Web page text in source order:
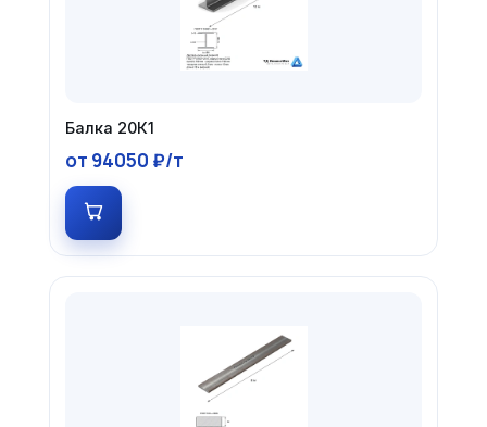
Балка 20К1
от 94050 ₽/т